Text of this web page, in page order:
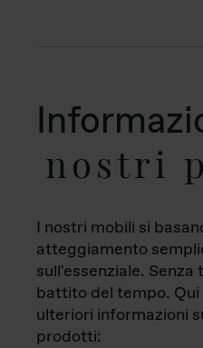
nostri
I nostri mobili si
atteggiamento
sull'essenziale.
battito del tempo.
ulteriori informazioni
prodotti: